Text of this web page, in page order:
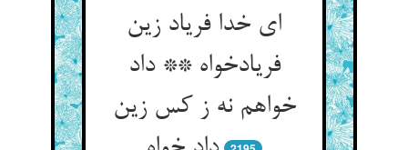
ای خدا فریاد زین
فریادخواه ** داد
خواهم نه ز کس زین